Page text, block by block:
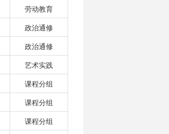
劳动教育
政治通修
政治通修
艺术实践
课程分组
课程分组
课程分组